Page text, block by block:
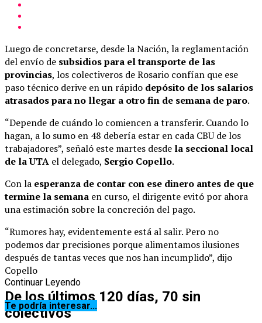
Luego de concretarse, desde la Nación, la reglamentación
del envío de subsidios para el transporte de las
provincias, los colectiveros de Rosario confían que ese
paso técnico derive en un rápido depósito de los salarios
atrasados para no llegar a otro fin de semana de paro.
“Depende de cuándo lo comiencen a transferir. Cuando lo
hagan, a lo sumo en 48 debería estar en cada CBU de los
trabajadores”, señaló este martes desde la seccional local
de la UTA el delegado, Sergio Copello.
Con la esperanza de contar con ese dinero antes de que
termine la semana en curso, el dirigente evitó por ahora
una estimación sobre la concreción del pago.
“Rumores hay, evidentemente está al salir. Pero no
podemos dar precisiones porque alimentamos ilusiones
después de tantas veces que nos han incumplido”, dijo
Copello
De los últimos 120 días, 70 sin
colectivos
Continuar Leyendo
Te podría interesar...